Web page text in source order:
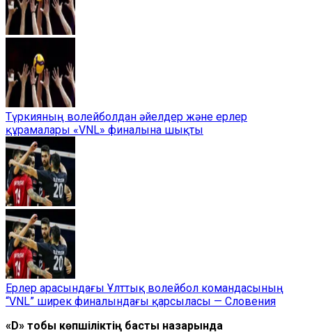
Түркияның волейболдан әйелдер және ерлер
құрамалары «VNL» финалына шықты
Ерлер арасындағы Ұлттық волейбол командасының
“VNL” ширек финалындағы қарсыласы — Словения
«D» тобы көпшіліктің басты назарында